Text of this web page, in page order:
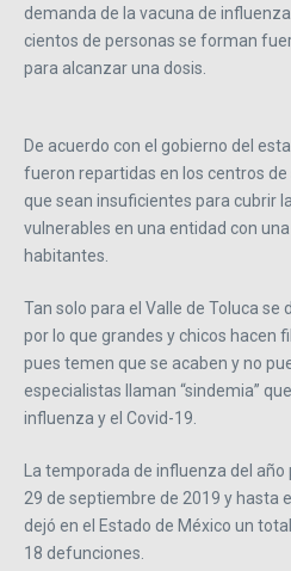
demanda de la vacuna de
cientos de personas se forman
para alcanzar una dosis.
De acuerdo con el gobierno del
fueron repartidas en los centros
que sean insuficientes para cubrir
vulnerables en una entidad con
habitantes.
Tan solo para el Valle de Toluca se
por lo que grandes y chicos hacen
pues temen que se acaben y no
especialistas llaman “sindemia”
influenza y el Covid-19.
La temporada de influenza del año
29 de septiembre de 2019 y hasta
dejó en el Estado de México un
18 defunciones.